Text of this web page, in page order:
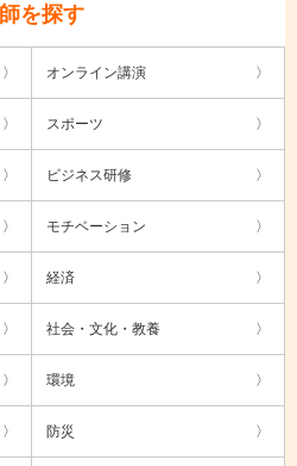
を探す
オンライン講演
スポーツ
ビジネス研修
モチベーション
経済
社会・文化・教養
環境
防災